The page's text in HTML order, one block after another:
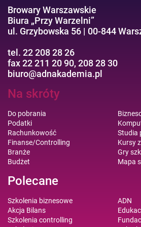
Browary Warszawskie
Biura „Przy Warzelni”
ul. Grzybowska 56 | 00-844
tel. 22 208 28 26
fax 22 211 20 90, 208 28 30
biuro@adnakademia.pl
Na skróty
Do pobrania
Podatki
Rachunkowość
Finanse/Controlling
Branże
Budżet
Studia
Kursy
Gry
Mapa
Polecane
Szkolenia biznesowe
Akcja Bilans
Szkolenia controlling
ADN